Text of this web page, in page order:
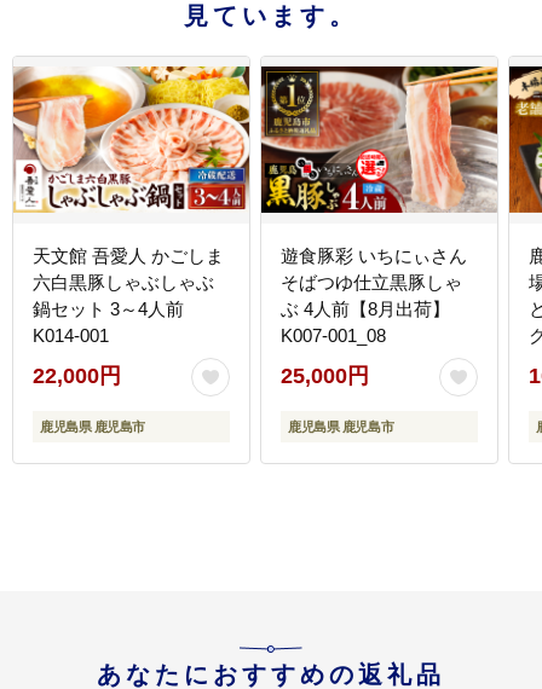
見ています。
天文館 吾愛人 かごしま
六白黒豚しゃぶしゃぶ
鍋セット 3～4人前
K014-001
22,000円
鹿児島県 鹿児島市
遊食豚彩 いちにぃさん
そばつゆ仕立黒豚しゃ
ぶ 4人前【8月出荷】
K007-001_08
25,000円
鹿児島県 鹿児島市
あなたにおすすめの返礼品